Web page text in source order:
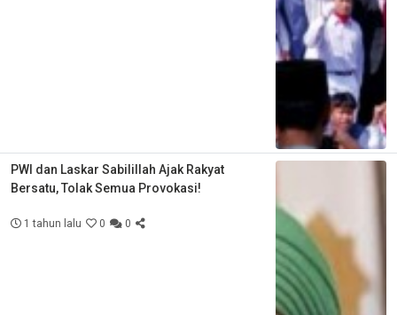
PWI dan Laskar Sabilillah Ajak Rakyat
Bersatu, Tolak Semua Provokasi!
1 tahun lalu 0 0